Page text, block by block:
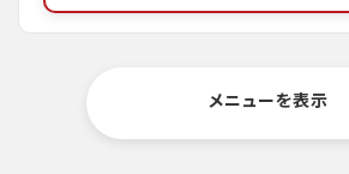
メニューを表示